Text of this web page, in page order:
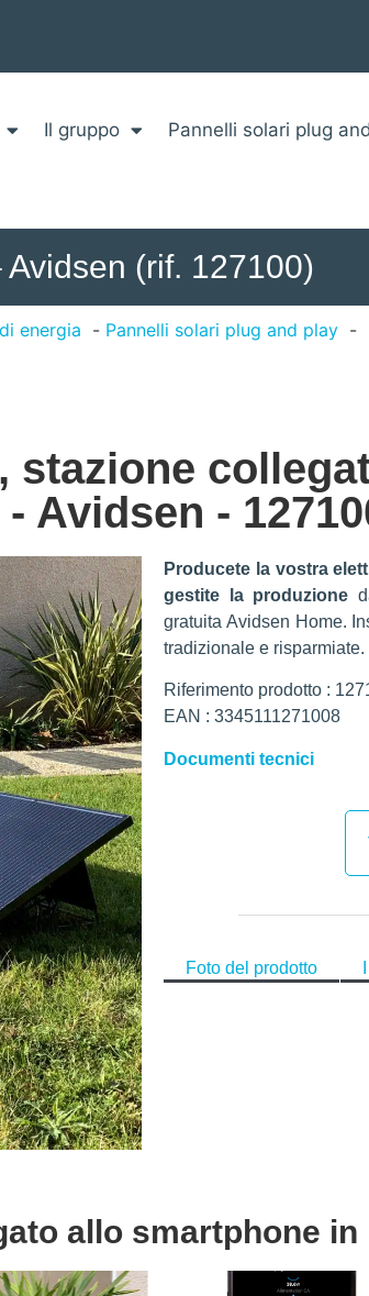
Il gruppo Pannelli solari plug
(rif. 127100)
energia
Pannelli solari plug and play
Avidsen -
Producete la vostra
gestite la produzione
gratuita Avidsen Home.
tradizionale e risparmiate.
Riferimento prodotto :
EAN : 3345111271008
Documenti tecnici
Foto del prodotto
allo smartphone in